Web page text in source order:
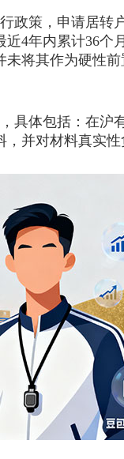
策，申请居转
4年内累计36
将其作为硬性
体包括：在沪
并对材料真实性